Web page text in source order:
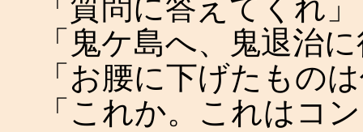
「質問に答えてくれ」
「鬼ケ島へ、鬼退治に
「お腰に下げたもの
「これか。これはコ